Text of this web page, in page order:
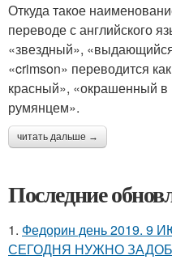
Откуда такое
переводе с английского
«звездный»,
«crimson» переводится
красный», «окрашенный
румянцем».
читать дальше →
Последние
1. Федорин день 2019.
СЕГОДНЯ НУЖНО